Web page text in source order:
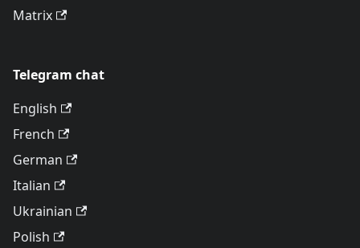
Matrix
Telegram chat
English
French
German
Italian
Ukrainian
Polish